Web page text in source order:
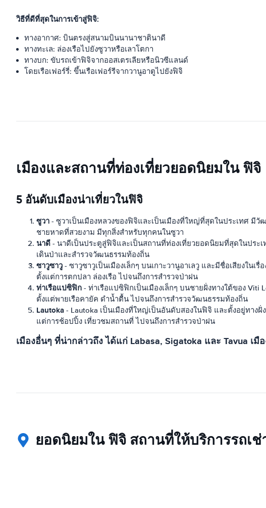
วิธีที่ดีที่สุดในการเข้าสู่ฟิจิ:
ทางอากาศ: บินตรงสู่สนามบินนานาชาตินาดี
ทางทะเล: ล่องเรือไปยังซูวาหรือเลาโตกา
ทางบก: ขับรถเข้าฟิจิจากออสเตรเลียหรือนิวซีแลนด์
โดยเรือเฟอร์รี่: ขึ้นเรือเฟอร์รีจากวานูอาตูไปยังฟิจิ
เมืองและสถานที่ท่องเที่ยวยอดนิยมใน ฟิจิ
5 อันดับเมืองน่าเที่ยวในฟิจิ
ซูวา - ซูวาเป็นเมืองหลวงของฟิจิและเป็นเมืองที่ใหญ่ที่สุดในประเทศ
ชายหาดที่สวยงาม มีทุกสิ่งสำหรับทุกคนในซูวา
นาดี - นาดีเป็นประตูสู่ฟิจิและเป็นสถานที่ท่องเที่ยวยอดนิยมที่สุดในประ
เดินป่าและสำรวจวัฒนธรรมท้องถิ่น
ซาวูซาวู - ซาวูซาวูเป็นเมืองเล็กๆ บนเกาะวานูอาเลวู และมีชื่อเสียงใ
ตั้งแต่การตกปลา ล่องเรือ ไปจนถึงการสำรวจป่าฝน
ท่าเรือแปซิฟิก - ท่าเรือแปซิฟิกเป็นเมืองเล็กๆ บนชายฝั่งทางใต้ของ
ตั้งแต่พายเรือคายัค ดำน้ำตื้น ไปจนถึงการสำรวจวัฒนธรรมท้องถิ่น
Lautoka - Lautoka เป็นเมืองที่ใหญ่เป็นอันดับสองในฟิจิ และตั้งอยู่ทาง
แต่การช้อปปิ้ง เที่ยวชมสถานที่ ไปจนถึงการสำรวจป่าฝน
เมืองอื่นๆ ที่น่ากล่าวถึง ได้แก่ Labasa, Sigatoka และ Tavua
ยอดนิยมใน ฟิจิ สถานที่ให้บริการรถเช่